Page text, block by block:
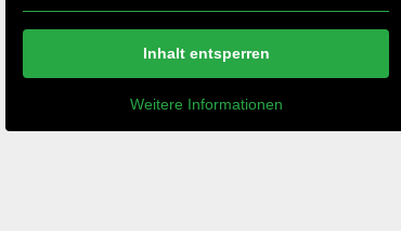
Inhalt entsperren
Weitere Informationen